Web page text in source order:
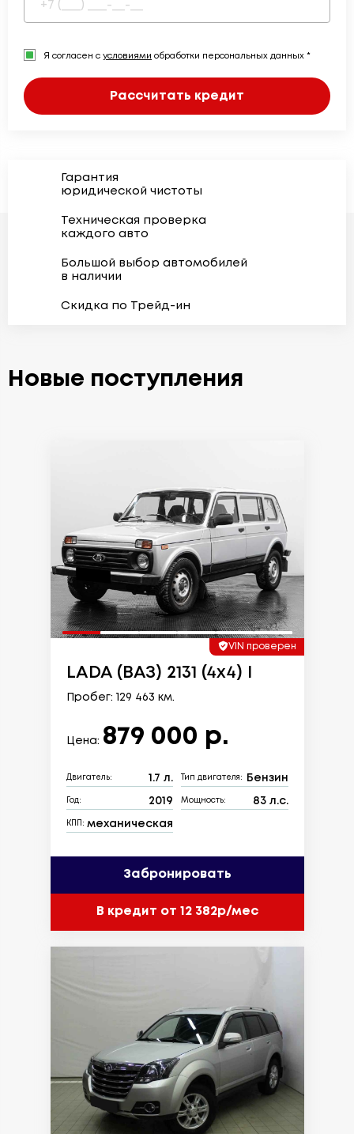
Я согласен с условиями обработки персональных данных *
Рассчитать кредит
Гарантия
юридической чистоты
Техническая проверка
каждого авто
Большой выбор автомобилей
в наличии
Скидка по Трейд-ин
Новые поступления
VIN проверен
LADA (ВАЗ) 2131 (4x4) I
Пробег: 129 463 км.
Цена: 879 000 р.
Двигатель: 1.7 л. Тип двигателя: Бензин
Год: 2019 Мощность: 83 л.с.
КПП: механическая
Забронировать
В кредит от 12 382р/мес